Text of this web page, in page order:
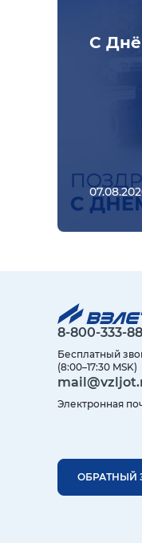
С
8-800-333-
Бесплатный
(8:00–17:30 MSK)
Электронная
ОБРАТНЫЙ